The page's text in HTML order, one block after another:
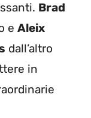
Brad
e Aleix
dall’altro
in